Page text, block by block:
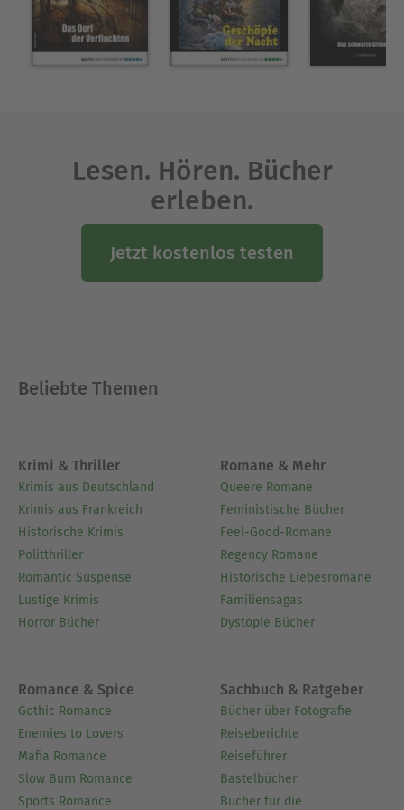
Lesen. Hören. Bücher
erleben.
Jetzt kostenlos testen
Beliebte Themen
Krimi & Thriller
Krimis aus Deutschland
Krimis aus Frankreich
Historische Krimis
Politthriller
Romantic Suspense
Lustige Krimis
Horror Bücher
Romane & Mehr
Queere Romane
Feministische Bücher
Feel-Good-Romane
Regency Romane
Historische Liebesromane
Familiensagas
Dystopie Bücher
Romance & Spice
Gothic Romance
Enemies to Lovers
Mafia Romance
Slow Burn Romance
Sports Romance
Sachbuch & Ratgeber
Bücher über Fotografie
Reiseberichte
Reiseführer
Bastelbücher
Bücher für die